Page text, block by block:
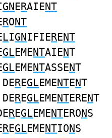
GNERAIENT
RONT
LIGNIFIERENT
GLEMENTAIENT
GLEMENTASSENT
REGLEMENTENT
REGLEMENTERENT
REGLEMENTERONS
REGLEMENTIONS